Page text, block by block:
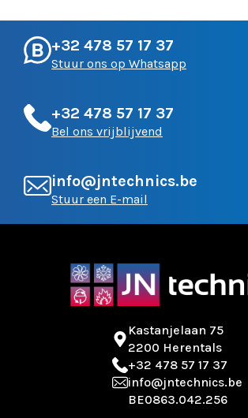
+32 478 57 17 37
Stuur ons op Whatsapp
+32 478 57 17 37
Bel ons vrijblijvend
info@jntechnics.be
Stuur een E-mail
Kastanjelaan 75
2200 Herentals
+32 478 57 17 37
info@jntechnics.be
BE0863.042.256